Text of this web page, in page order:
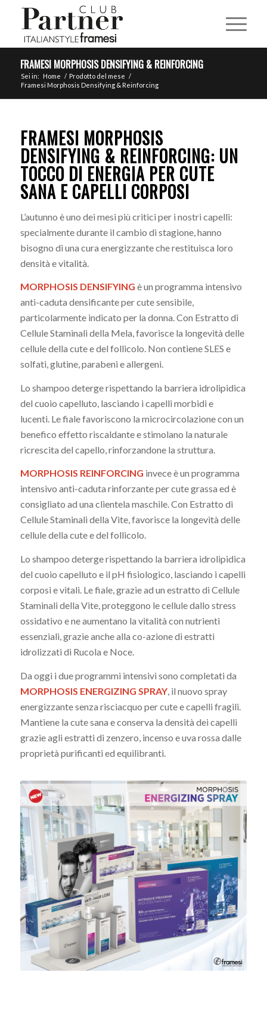
FRAMESI MORPHOSIS DENSIFYING & REINFORCING
Sei in: Home / Prodotto del mese /
Framesi Morphosis Densifying & Reinforcing
FRAMESI MORPHOSIS
DENSIFYING & REINFORCING: UN
TOCCO DI ENERGIA PER CUTE
SANA E CAPELLI CORPOSI
L’autunno è uno dei mesi più critici per i nostri capelli:
specialmente durante il cambio di stagione, hanno
bisogno di una cura energizzante che restituisca loro
densità e vitalità.
MORPHOSIS DENSIFYING è un programma intensivo
anti-caduta densificante per cute sensibile,
particolarmente indicato per la donna. Con Estratto di
Cellule Staminali della Mela, favorisce la longevità delle
cellule della cute e del follicolo. Non contiene SLES e
solfati, glutine, parabeni e allergeni.
Lo shampoo deterge rispettando la barriera idrolipidica
del cuoio capelluto, lasciando i capelli morbidi e
lucenti. Le fiale favoriscono la microcircolazione con un
benefico effetto riscaldante e stimolano la naturale
ricrescita del capello, rinforzandone la struttura.
MORPHOSIS REINFORCING invece è un programma
intensivo anti-caduta rinforzante per cute grassa ed è
consigliato ad una clientela maschile. Con Estratto di
Cellule Staminali della Vite, favorisce la longevità delle
cellule della cute e del follicolo.
Lo shampoo deterge rispettando la barriera idrolipidica
del cuoio capelluto e il pH fisiologico, lasciando i capelli
corposi e vitali. Le fiale, grazie ad un estratto di Cellule
Staminali della Vite, proteggono le cellule dallo stress
ossidativo e ne aumentano la vitalità con nutrienti
essenziali, grazie anche alla co-azione di estratti
idrolizzati di Rucola e Noce.
Da oggi i due programmi intensivi sono completati da
MORPHOSIS ENERGIZING SPRAY, il nuovo spray
energizzante senza risciacquo per cute e capelli fragili.
Mantiene la cute sana e conserva la densità dei capelli
grazie agli estratti di zenzero, incenso e uva rossa dalle
proprietà purificanti ed equilibranti.